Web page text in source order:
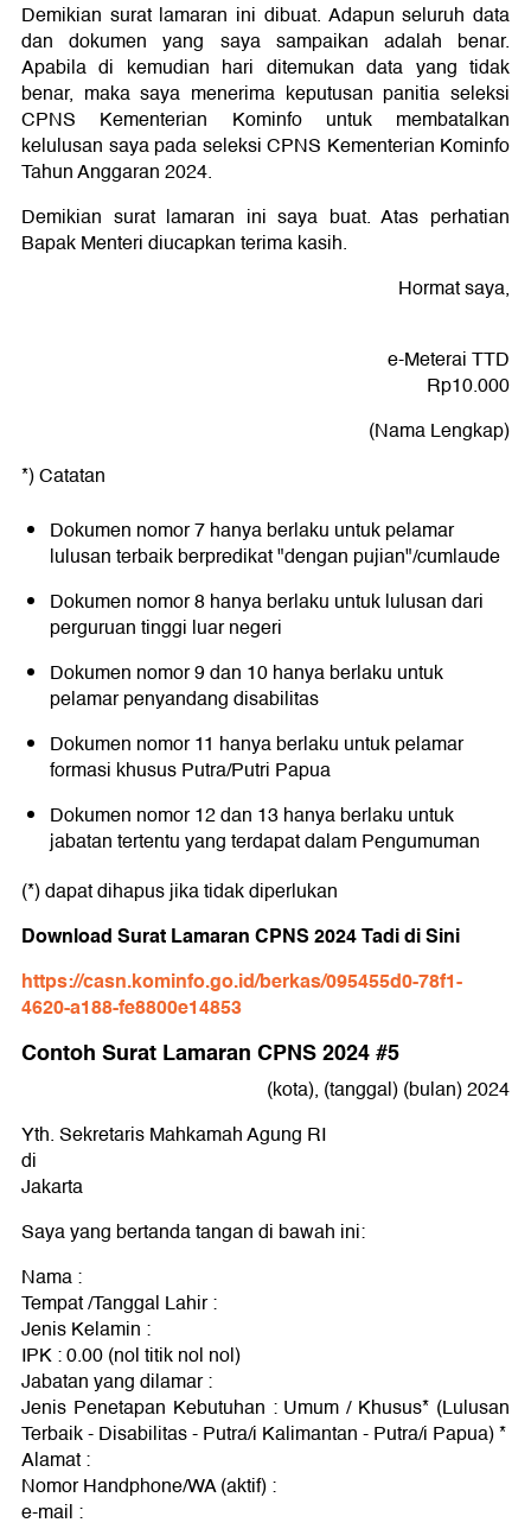
Demikian surat lamaran ini dibuat. Adapun seluruh data
dan dokumen yang saya sampaikan adalah benar.
Apabila di kemudian hari ditemukan data yang tidak
benar, maka saya menerima keputusan panitia seleksi
CPNS Kementerian Kominfo untuk membatalkan
kelulusan saya pada seleksi CPNS Kementerian Kominfo
Tahun Anggaran 2024.
Demikian surat lamaran ini saya buat. Atas perhatian
Bapak Menteri diucapkan terima kasih.
Hormat saya,
e-Meterai TTD
Rp10.000
(Nama Lengkap)
*) Catatan
Dokumen nomor 7 hanya berlaku untuk pelamar
lulusan terbaik berpredikat "dengan pujian"/cumlaude
Dokumen nomor 8 hanya berlaku untuk lulusan dari
perguruan tinggi luar negeri
Dokumen nomor 9 dan 10 hanya berlaku untuk
pelamar penyandang disabilitas
Dokumen nomor 11 hanya berlaku untuk pelamar
formasi khusus Putra/Putri Papua
Dokumen nomor 12 dan 13 hanya berlaku untuk
jabatan tertentu yang terdapat dalam Pengumuman
(*) dapat dihapus jika tidak diperlukan
Download Surat Lamaran CPNS 2024 Tadi di Sini
https://casn.kominfo.go.id/berkas/095455d0-78f1-
4620-a188-fe8800e14853
Contoh Surat Lamaran CPNS 2024 #5
(kota), (tanggal) (bulan) 2024
Yth. Sekretaris Mahkamah Agung RI
di
Jakarta
Saya yang bertanda tangan di bawah ini:
Nama :
Tempat /Tanggal Lahir :
Jenis Kelamin :
IPK : 0.00 (nol titik nol nol)
Jabatan yang dilamar :
Jenis Penetapan Kebutuhan : Umum / Khusus* (Lulusan
Terbaik - Disabilitas - Putra/i Kalimantan - Putra/i Papua) *
Alamat :
Nomor Handphone/WA (aktif) :
e-mail :